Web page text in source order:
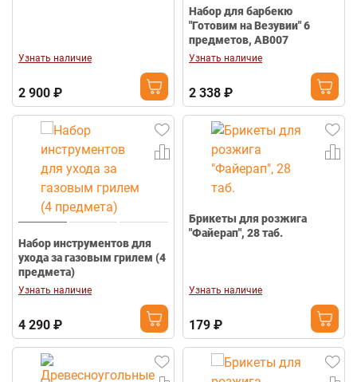
Узнать наличие
2 900 ₽
Набор для барбекю
"Готовим на Везувии" 6
предметов, АВ007
Узнать наличие
2 338 ₽
Набор инструментов для
ухода за газовым грилем (4
предмета)
Узнать наличие
4 290 ₽
Брикеты для розжига
"Файерап", 28 таб.
Узнать наличие
179 ₽